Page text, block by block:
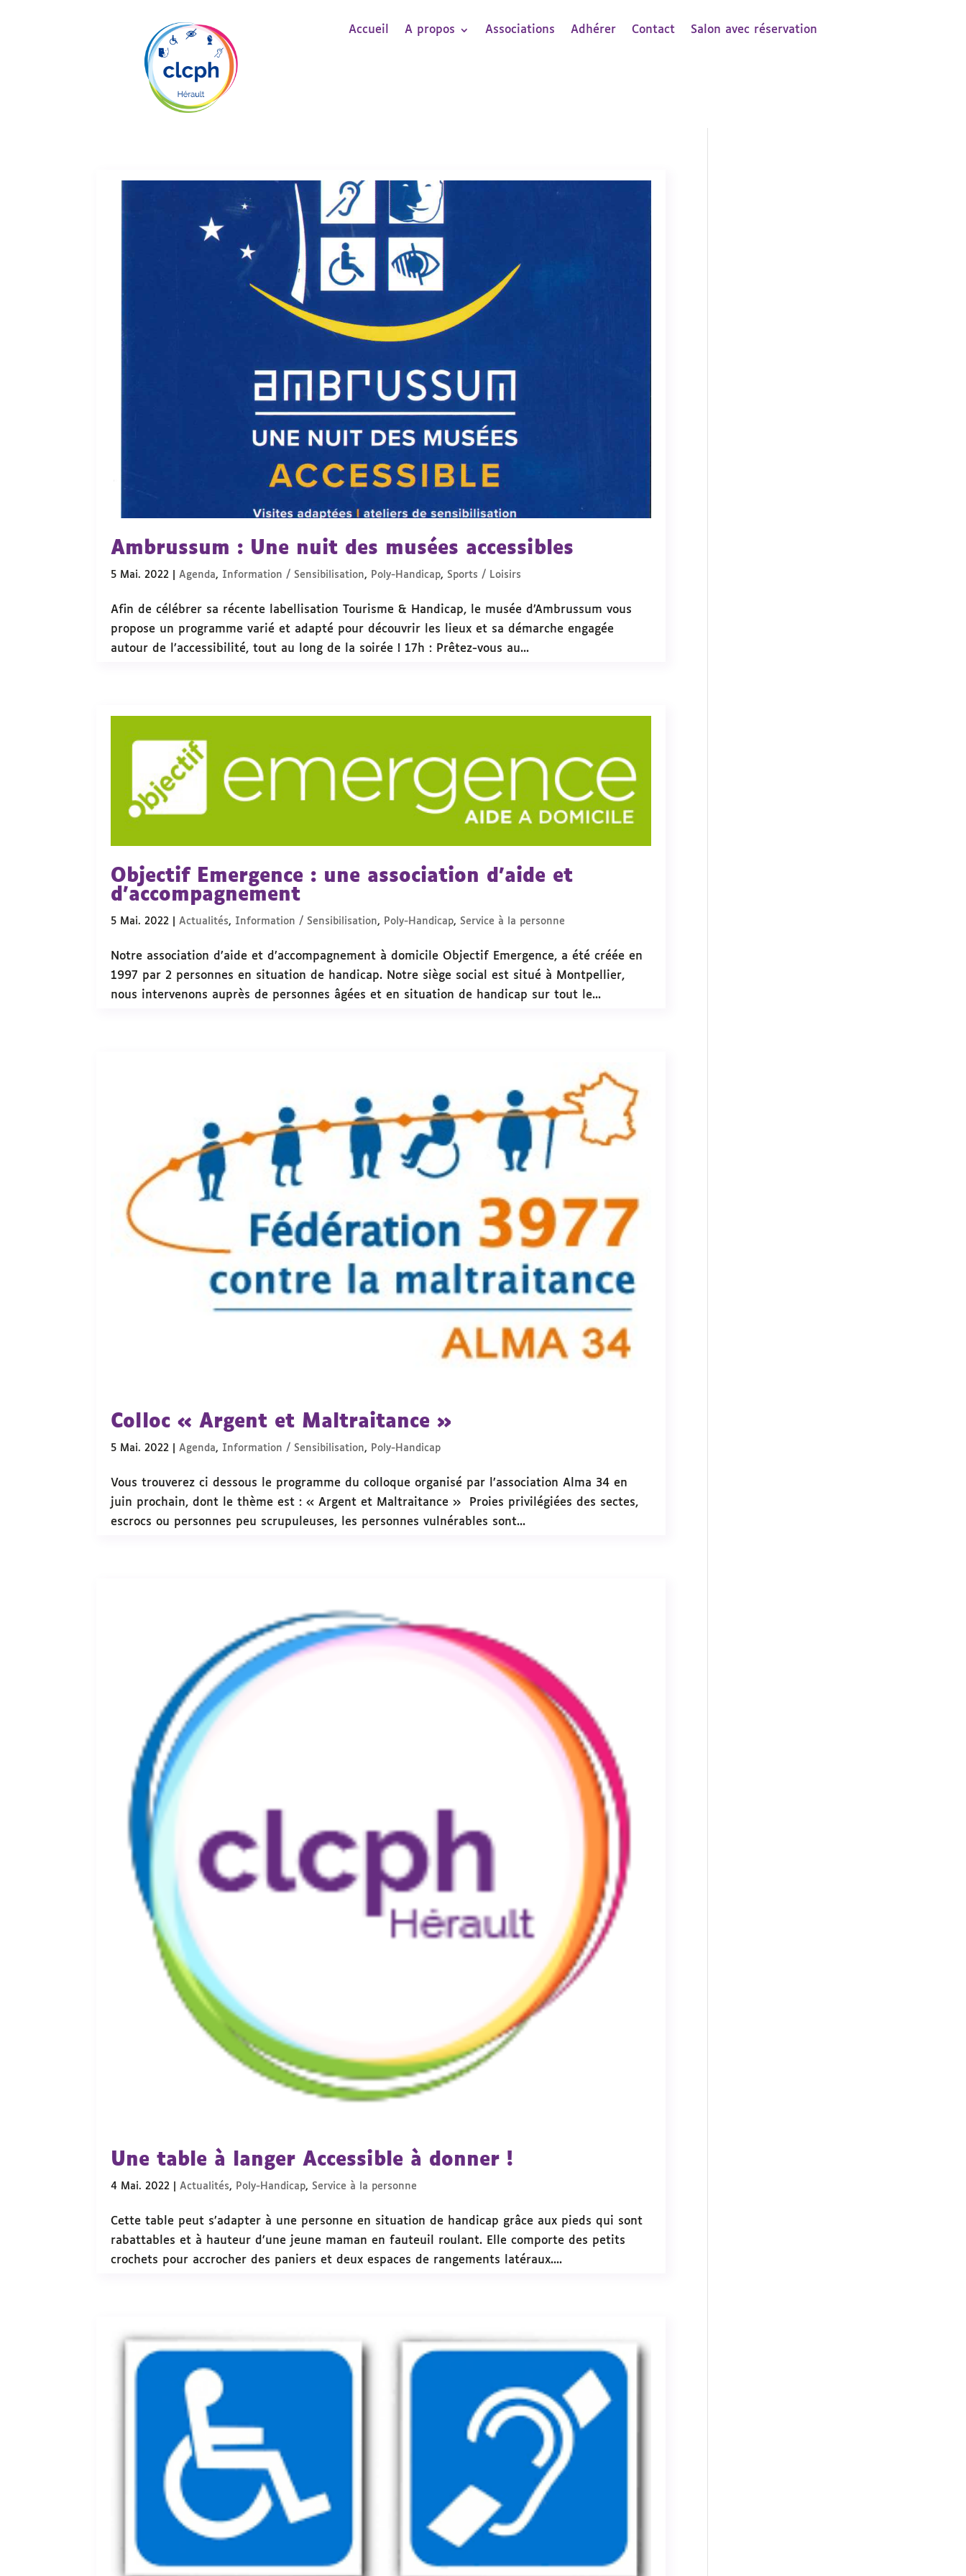
Accueil A propos Associations Adhérer Contact Salon avec réservation
Ambrussum : Une nuit des musées accessibles
5 Mai. 2022 |Agenda, Information / Sensibilisation, Poly-Handicap,Sports / Loisirs
Afin de célébrer sa récente labellisation Tourisme & Handicap, le musée d’Ambrussum vous
propose un programme varié et adapté pour découvrir les lieux et sa démarche engagée
autour de l’accessibilité, tout au long de la soirée ! 17h : Prêtez-vous au...
Objectif Emergence : une association d’aide et
d’accompagnement
5 Mai. 2022 |Actualités, Information / Sensibilisation, Poly-Handicap,Service à la personne
Notre association d’aide et d’accompagnement à domicile Objectif Emergence, a été créée en
1997 par 2 personnes en situation de handicap. Notre siège social est situé à Montpellier,
nous intervenons auprès de personnes âgées et en situation de handicap sur tout le...
Colloc « Argent et Maltraitance »
5 Mai. 2022 |Agenda, Information / Sensibilisation, Poly-Handicap
Vous trouverez ci dessous le programme du colloque organisé par l’association Alma 34 en
juin prochain, dont le thème est : « Argent et Maltraitance » Proies privilégiées des sectes,
escrocs ou personnes peu scrupuleuses, les personnes vulnérables sont...
Une table à langer Accessible à donner !
4 Mai. 2022 Actualités, Poly-Handicap,Service à la personne
Cette table peut s’adapter à une personne en situation de handicap grâce aux pieds qui sont
rabattables et à hauteur d’une jeune maman en fauteuil roulant. Elle comporte des petits
crochets pour accrocher des paniers et deux espaces de rangements latéraux....